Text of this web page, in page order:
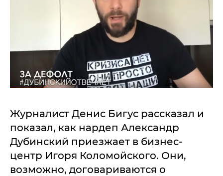
Журналист Денис Бигус рассказал и
показал, как нардеп Александр
Дубинский приезжает в бизнес-
центр Игоря Коломойского. Они,
возможно, договариваются о